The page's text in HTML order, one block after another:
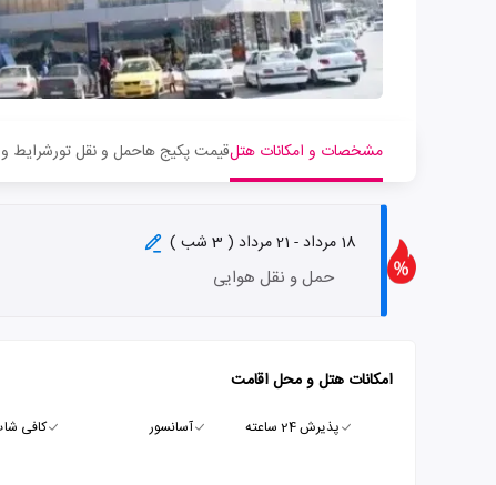
مشخصات و امکانات هتلقیمت پکیج هاحمل و نقل تورشرایط
18 مرداد - 21 مرداد ( 3 شب )
حمل و نقل هوایی
امکانات هتل و محل اقامت
پذیرش 24 ساعته آسانسور کافی